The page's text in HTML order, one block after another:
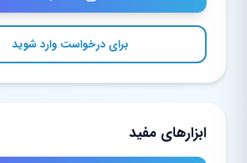
برای درخواست وارد شوید
ابزارهای مفید